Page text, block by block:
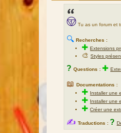
Tu as un forum et
🔍 Recherches :
✚Extensions
🎨Styles
? Questions : ✚
📖 Documentations :
✚ Installer une
✚ Installer une
✚Créer une
✍ Traductions : ?